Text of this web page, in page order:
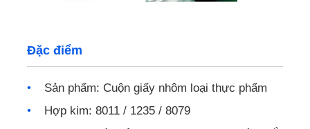
nhôm tròn
Đặc điểm
Sản phẩm: Cuộn giấy nhôm loại thực phẩm
Hợp kim: 8011 / 1235 / 8079